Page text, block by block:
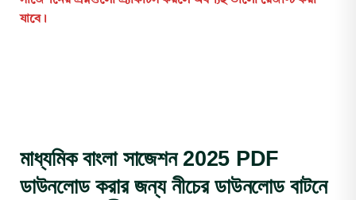
যাবে।
মাধ্যমিক বাংলা সাজেশন 2025 PDF
ডাউনলোড করার জন্য নীচের ডাউনলোড বাটনে